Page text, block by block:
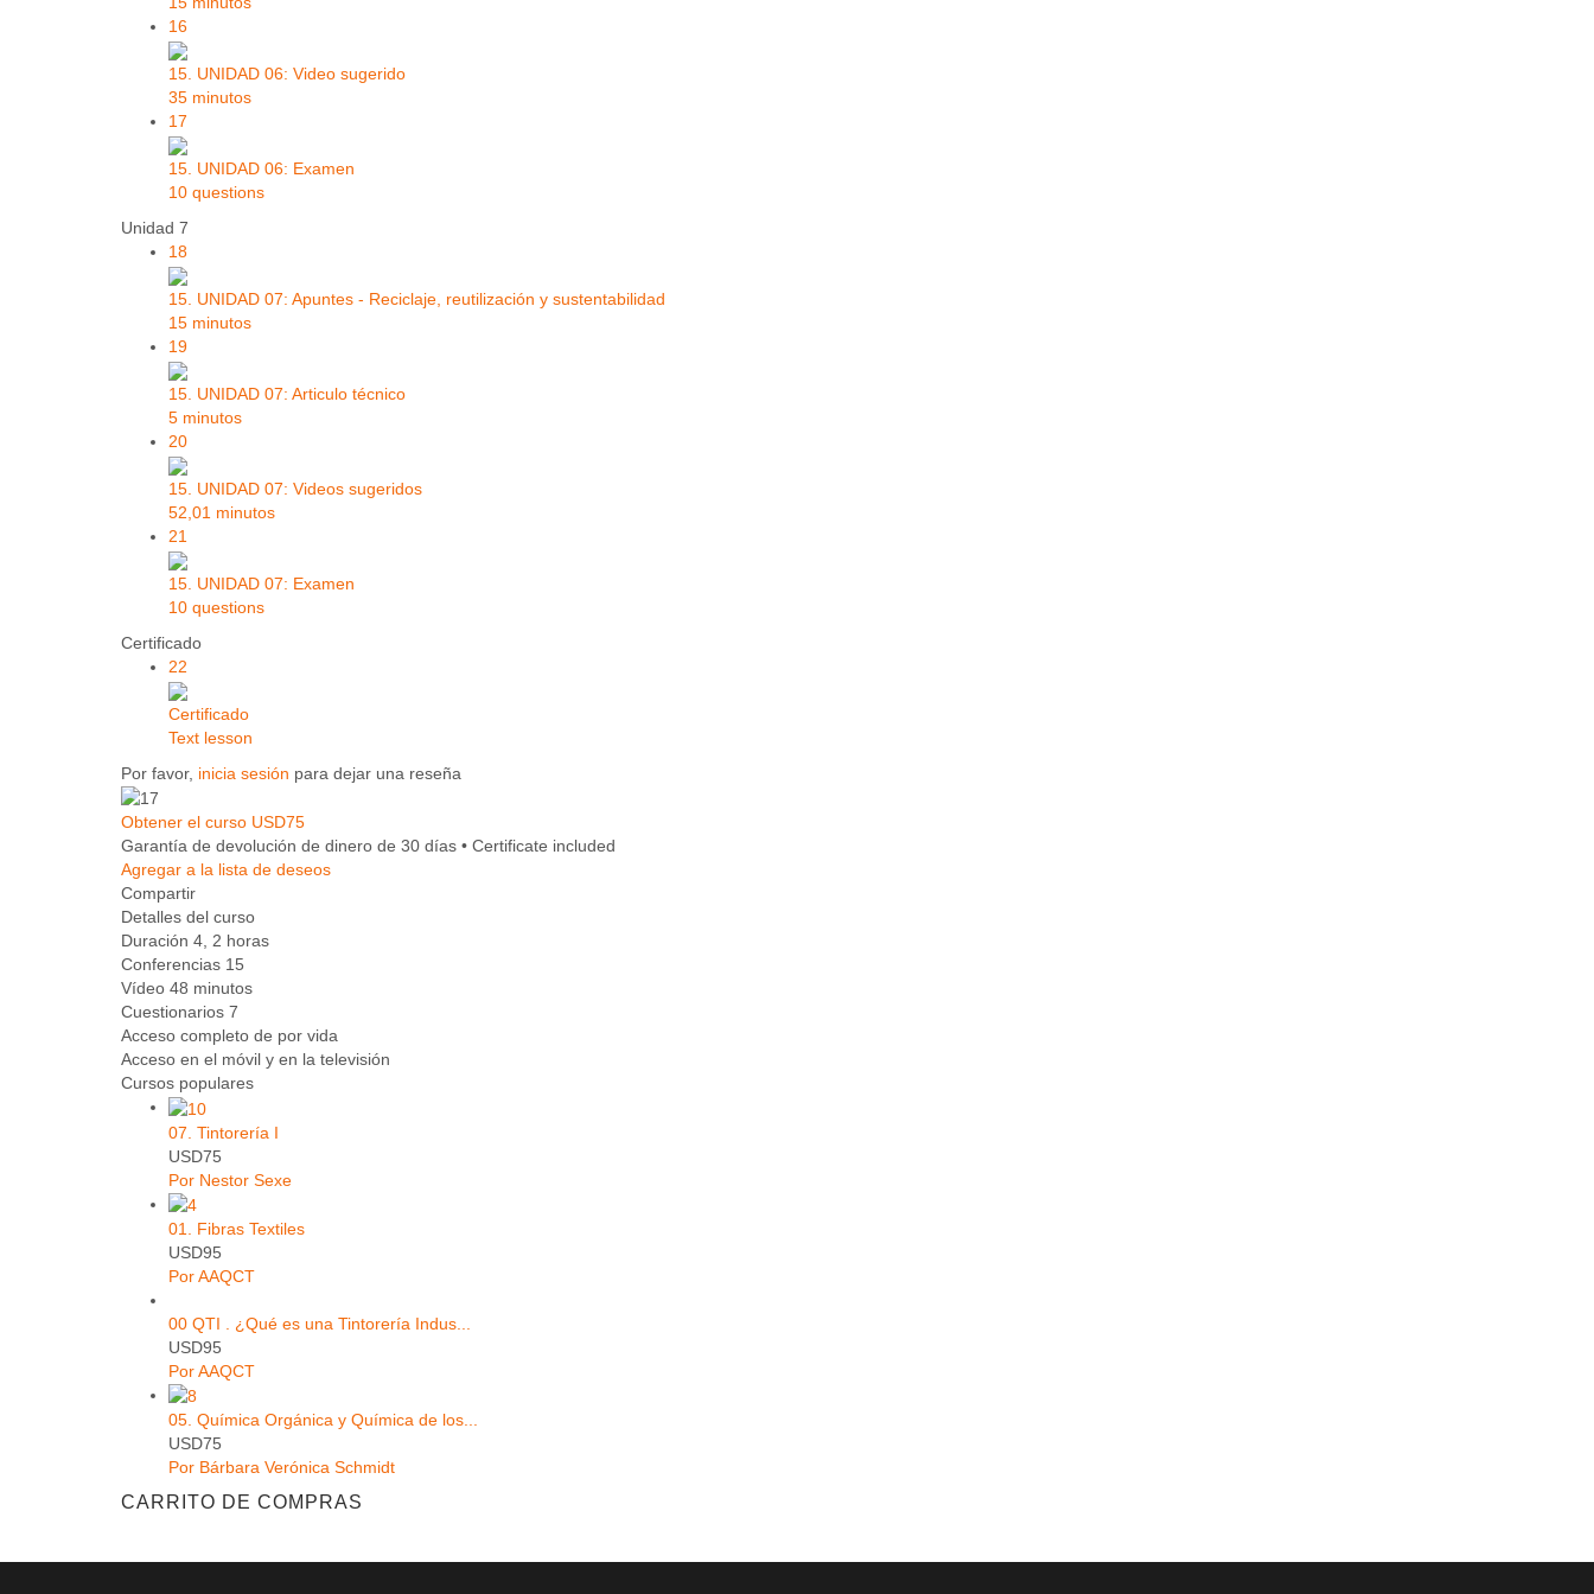
16
15. UNIDAD 06: Video sugerido
35 minutos
17
15. UNIDAD 06: Examen
10 questions
Unidad 7
18
15. UNIDAD 07: Apuntes - Reciclaje, reutilización y sustentabilidad
15 minutos
19
15. UNIDAD 07: Articulo técnico
5 minutos
20
15. UNIDAD 07: Videos sugeridos
52,01 minutos
21
15. UNIDAD 07: Examen
10 questions
Certificado
22
Certificado
Text lesson
Por favor, inicia sesión para dejar una reseña
Obtener el curso USD75
Garantía de devolución de dinero de 30 días • Certificate included
Agregar a la lista de deseos
Compartir
Detalles del curso
Duración 4, 2 horas
Conferencias 15
Vídeo 48 minutos
Cuestionarios 7
Acceso completo de por vida
Acceso en el móvil y en la televisión
Cursos populares
07. Tintorería I
USD75
Por Nestor Sexe
01. Fibras Textiles
USD95
Por AAQCT
00 QTI . ¿Qué es una Tintorería Indus...
USD95
Por AAQCT
05. Química Orgánica y Química de los...
USD75
Por Bárbara Verónica Schmidt
CARRITO DE COMPRAS